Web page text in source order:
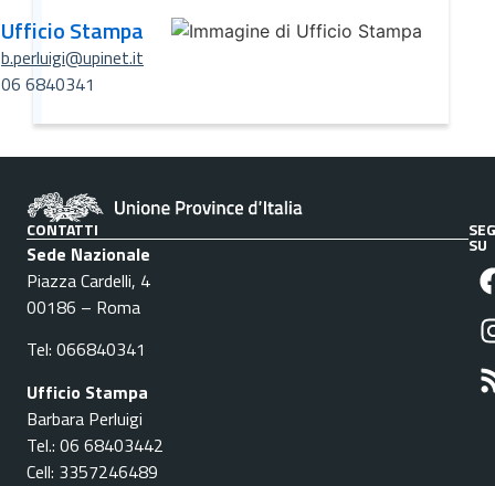
Ufficio Stampa
b.perluigi@upinet.it
06 6840341
CONTATTI
Sede Nazionale
Piazza Cardelli, 4
00186 – Roma
Tel: 066840341
Ufficio Stampa
Barbara Perluigi
Tel.: 06 68403442
Cell: 3357246489
SU